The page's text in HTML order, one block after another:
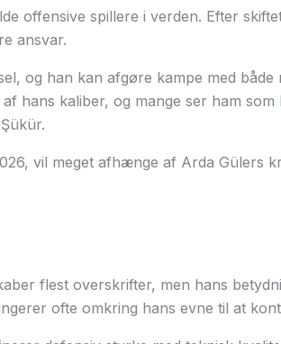
offensive spillere i verden. Efter
ansvar.
og han kan afgøre kampe med både
hans kaliber, og mange ser ham som
vil meget afhænge af Arda Gülers
flest overskrifter, men hans
ofte omkring hans evne til at